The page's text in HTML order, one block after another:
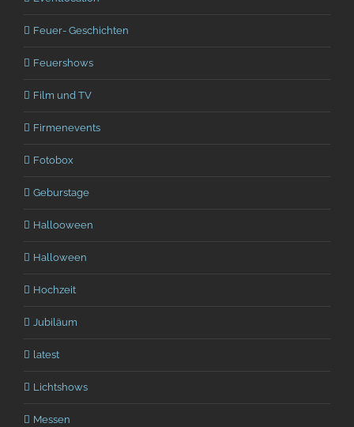
Feuer- Geschichten
Feuershows
Film und TV
Firmenevents
Fotobox
Geburstage
Hallooween
Halloween
Hochzeit
Jubiläum
latest
Lichtshows
Messen